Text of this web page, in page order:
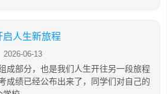
启人生新旅程
2026-06-13
成部分，也是我们人生开往另一段旅程
成绩已经公布出来了，同学们对自己的